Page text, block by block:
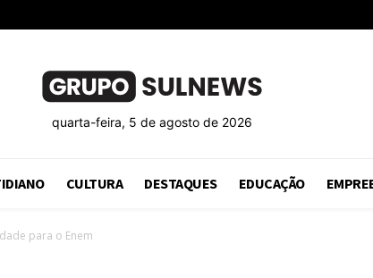
quarta-feira, 5 de agosto de 2026
CULTURA DESTAQUES EDUCAÇÃO
para o Enem